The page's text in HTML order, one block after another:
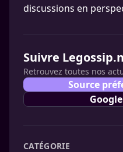
discussions en
Suivre
Retrouvez toutes nos
Source
CATÉGORIE